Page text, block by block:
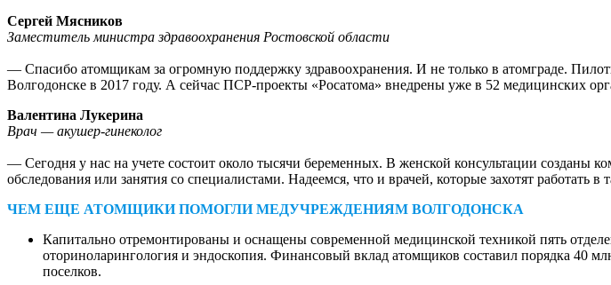
Сергей Мясников
Заместитель министра здравоохранения Ростовской области
— Спасибо атомщикам за огромную поддержку здравоохранения. И не только в атомграде.
Волгодонске в 2017 году. А сейчас ПСР-проекты «Росатома» внедрены уже в 52 медицинских
Валентина Лукерина
Врач — акушер-гинеколог
— Сегодня у нас на учете состоит около тысячи беременных. В женской консультации
обследования или занятия со специалистами. Надеемся, что и врачей, которые захотят работать в
ЧЕМ ЕЩЕ АТОМЩИКИ ПОМОГЛИ МЕДУЧРЕЖДЕНИЯМ ВОЛГОДОНСКА
Капитально отремонтированы и оснащены современной медицинской техникой пять
оториноларингология и эндоскопия. Финансовый вклад атомщиков составил порядка 40
поселков.